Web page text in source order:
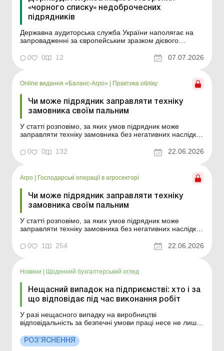
«чорного списку» недоброчесних
підрядників
Державна аудиторська служба України наполягає на
запровадженні за європейським зразком дієвого
підрядників, які порушували умови державних
0 0 12 07.07.2026
Online видання «Баланс-Агро» Практика обліку
Чи може підрядник заправляти техніку
замовника своїм пальним
У статті розповімо, за яких умов підрядник може
заправляти техніку замовника без негативних наслідків
Для виконання сільськогосподарських або інших робіт
за договором підряду замовники часто надають своє
0 0 132 22.06.2026
Агро | Господарські операції в агросекторі
Чи може підрядник заправляти техніку
замовника своїм пальним
У статті розповімо, за яких умов підрядник може
заправляти техніку замовника без негативних наслідків
інших робіт за договором підряду замовники часто
надають своє пальне для заправлення техніки
ситу...
0 1 254 22.06.2026
Новини | Щоденний бухгалтерський огляд
Нещасний випадок на підприємстві: хто і за
що відповідає під час виконання робіт
У разі нещасного випадку на виробництві
відповідальність за безпечні умови праці несе не лише
обов’язки між керівниками, підрядниками та
працівниками і які помилки найчастіше призводять до
РОЗ’ЯСНЕННЯ